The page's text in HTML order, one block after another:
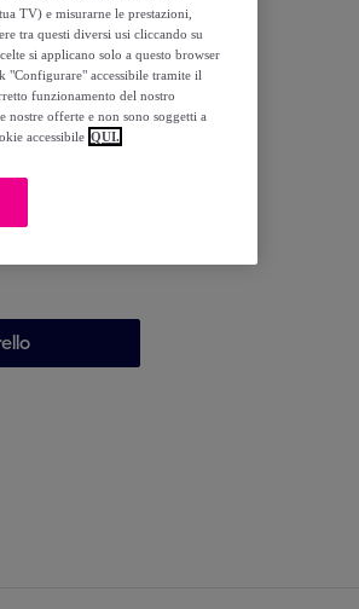
TV) e misurarne le prestazioni,
tra questi diversi usi cliccando su
si applicano solo a questo browser
"Configurare" accessibile tramite il
funzionamento del nostro
nostre offerte e non sono soggetti a
accessibile QUI.